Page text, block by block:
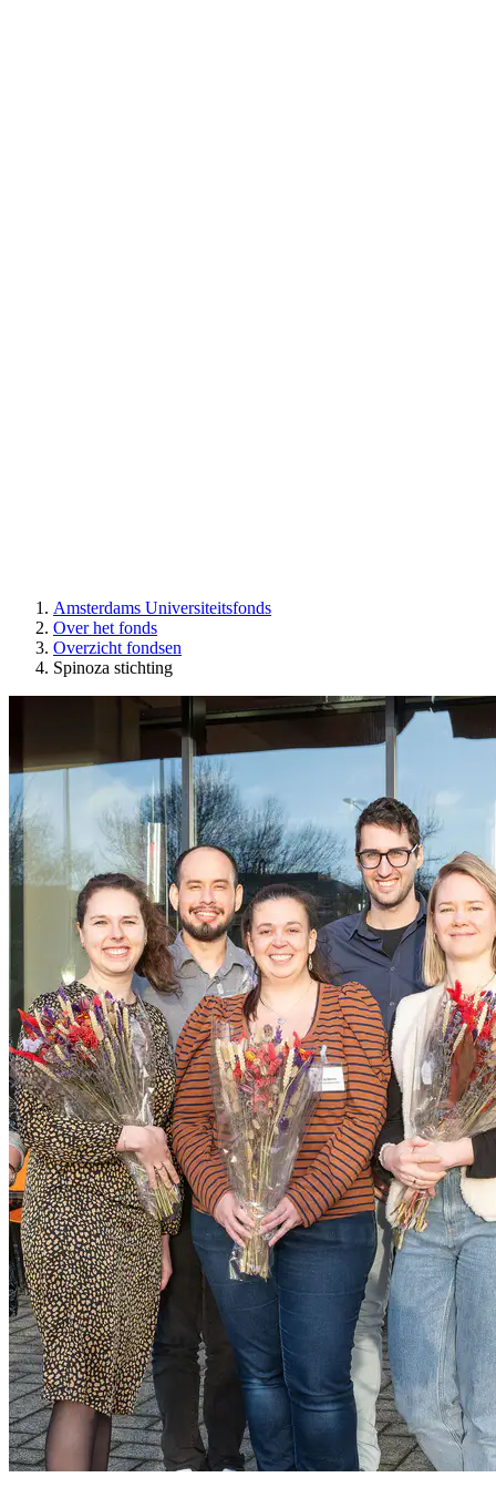
Amsterdams Universiteitsfonds
Over het fonds
Overzicht fondsen
Spinoza stichting